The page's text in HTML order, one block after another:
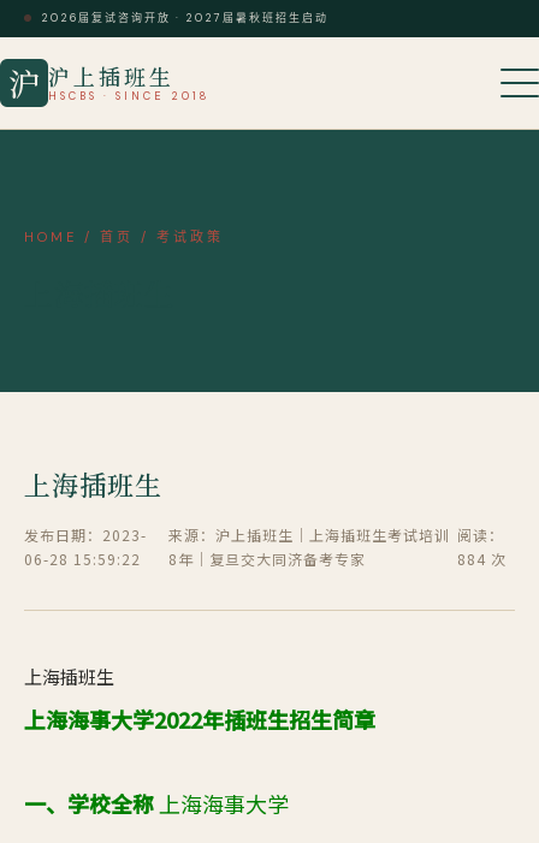
2026届复试咨询开放 · 2027届暑秋班招生启动
沪 沪上插班生
HSCBS · SINCE 2018
HOME / 首页 / 考试政策
上海插班生
发布日期：2023-
06-28 15:59:22
来源：沪上插班生｜上海插班生考试培训
8年｜复旦交大同济备考专家
阅读：
884 次
上海插班生
上海海事大学2022年插班生招生简章
一、学校全称 上海海事大学